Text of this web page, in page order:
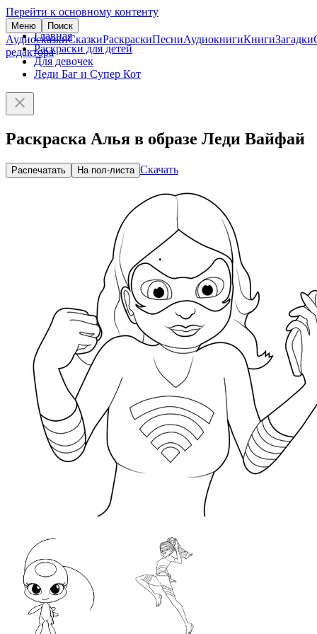
Перейти к основному контенту
Меню Поиск
АудиосказкиСказкиРаскраскиПесниАудиокнигиКнигиЗагадки
редактора
Главная
Раскраски для детей
Для девочек
Леди Баг и Супер Кот
Раскраска Алья в образе Леди Вайфай
Распечатать На пол-листа Скачать